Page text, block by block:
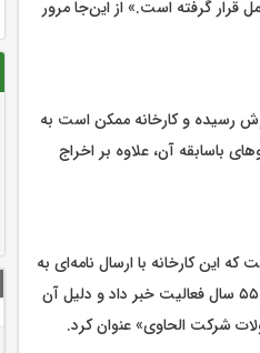
قرار گرفته است.» از این‌جا مرور
رسیده و کارخانه ممکن است به
باسابقه آن، علاوه بر اخراج
نوشت که این کارخانه با ارسال نامه‌ای به
سازمان غذا و دارو، از تعطیلی و تعدیل تمامی ۵۰۰ نفر کارکنان این کارخانه بعد از ۵۵ سال فعالیت خبر داد و دلیل آن
شرکت الحاوی» عنوان کرد.